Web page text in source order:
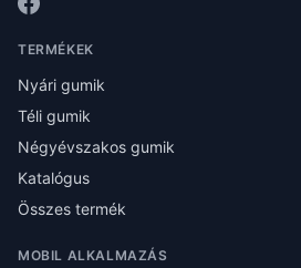
TERMÉKEK
Nyári gumik
Téli gumik
Négyévszakos gumik
Katalógus
Összes termék
MOBIL ALKALMAZÁS